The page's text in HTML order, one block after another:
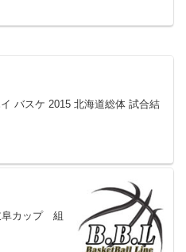
バスケ 2015 北海道総体 試合結
阜カップ 組